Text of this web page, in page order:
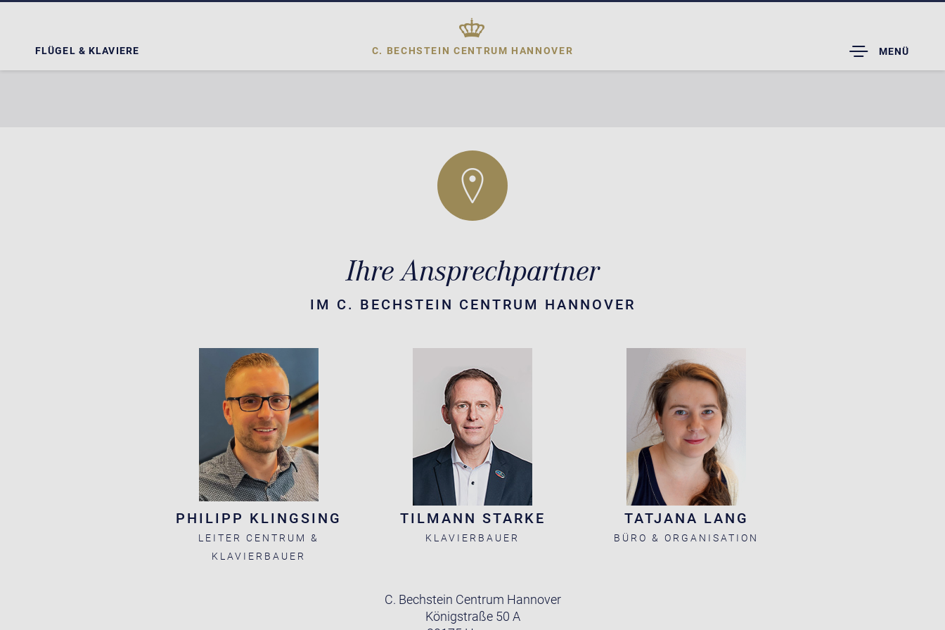
FLÜGEL & KLAVIERE C. BECHSTEIN CENTRUM HANNOVER
TOGGLE
DROPDOWN
MENÜ
Ihre Ansprechpartner
IM C. BECHSTEIN CENTRUM HANNOVER
PHILIPP KLINGSING
LEITER CENTRUM &
KLAVIERBAUER
TILMANN STARKE
KLAVIERBAUER
TATJANA LANG
BÜRO & ORGANISATION
C. Bechstein Centrum Hannover
Königstraße 50 A